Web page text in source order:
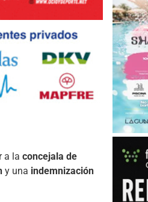
a la concejala de
y una indemnización